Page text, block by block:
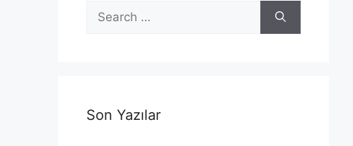
for:
Son Yazılar